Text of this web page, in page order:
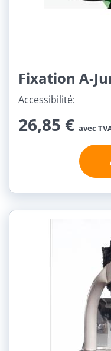
Fixation A-
Accessibilité:
26,85 € avec